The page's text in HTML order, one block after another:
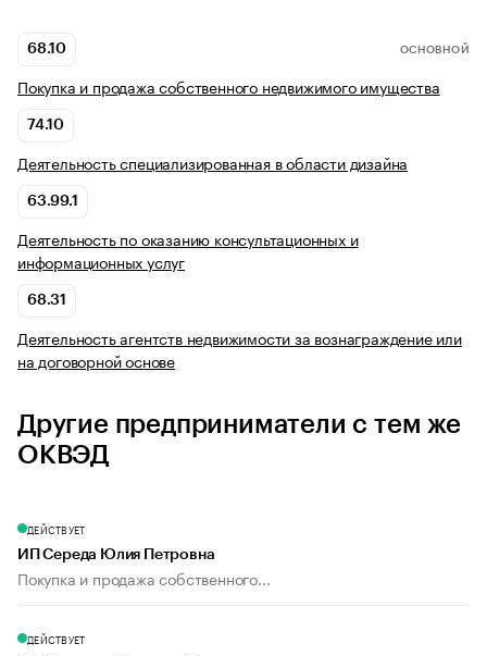
68.10 ОСНОВНОЙ
Покупка и продажа собственного недвижимого имущества
74.10
Деятельность специализированная в области дизайна
63.99.1
Деятельность по оказанию консультационных и
информационных услуг
68.31
Деятельность агентств недвижимости за вознаграждение или
на договорной основе
Другие предприниматели с тем же
ОКВЭД
ДЕЙСТВУЕТ
ИП Середа Юлия Петровна
Покупка и продажа собственного...
ДЕЙСТВУЕТ